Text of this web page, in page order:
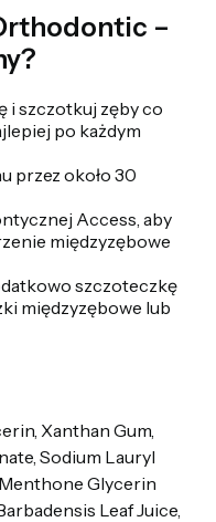
–
i szczotkuj zęby co
po każdym
przez około 30
Access, aby
międzyzębowe
szczoteczkę
międzyzębowe lub
Xanthan Gum,
Sodium Lauryl
Glycerin
Leaf Juice,